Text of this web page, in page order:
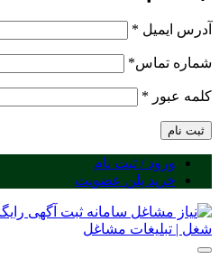
آدرس ایمیل *
شماره تماس*
کلمه عبور *
ثبت نام
ورود / ثبت نام
خرید پلن عضویت